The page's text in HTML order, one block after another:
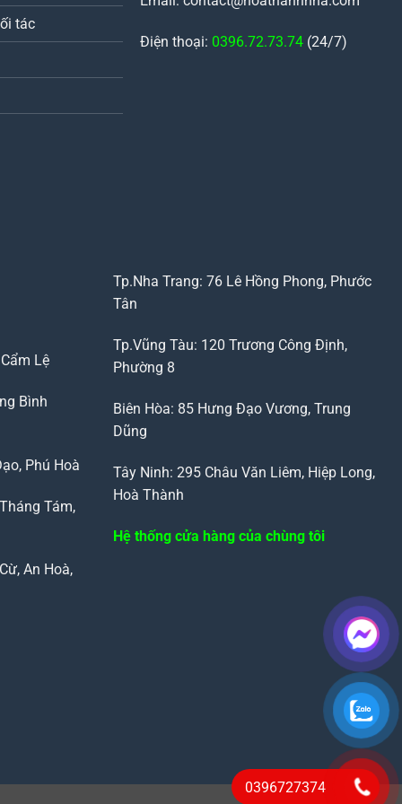
tác
Điện thoại: 0396.72.73.74 (24/7)
Lệ
Bình
Phú Hoà
Tám,
An Hoà,
Tp.Nha Trang: 76 Lê Hồng Phong, Phước
Tân
Tp.Vũng Tàu: 120 Trương Công Định,
Phường 8
Biên Hòa: 85 Hưng Đạo Vương, Trung
Dũng
Tây Ninh: 295 Châu Văn Liêm, Hiệp Long,
Hoà Thành
Hệ thống cửa hàng của chùng tôi
0396727374